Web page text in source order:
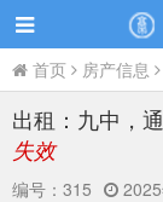
首页 房产信息
出租：九中，
失效
编号： 315